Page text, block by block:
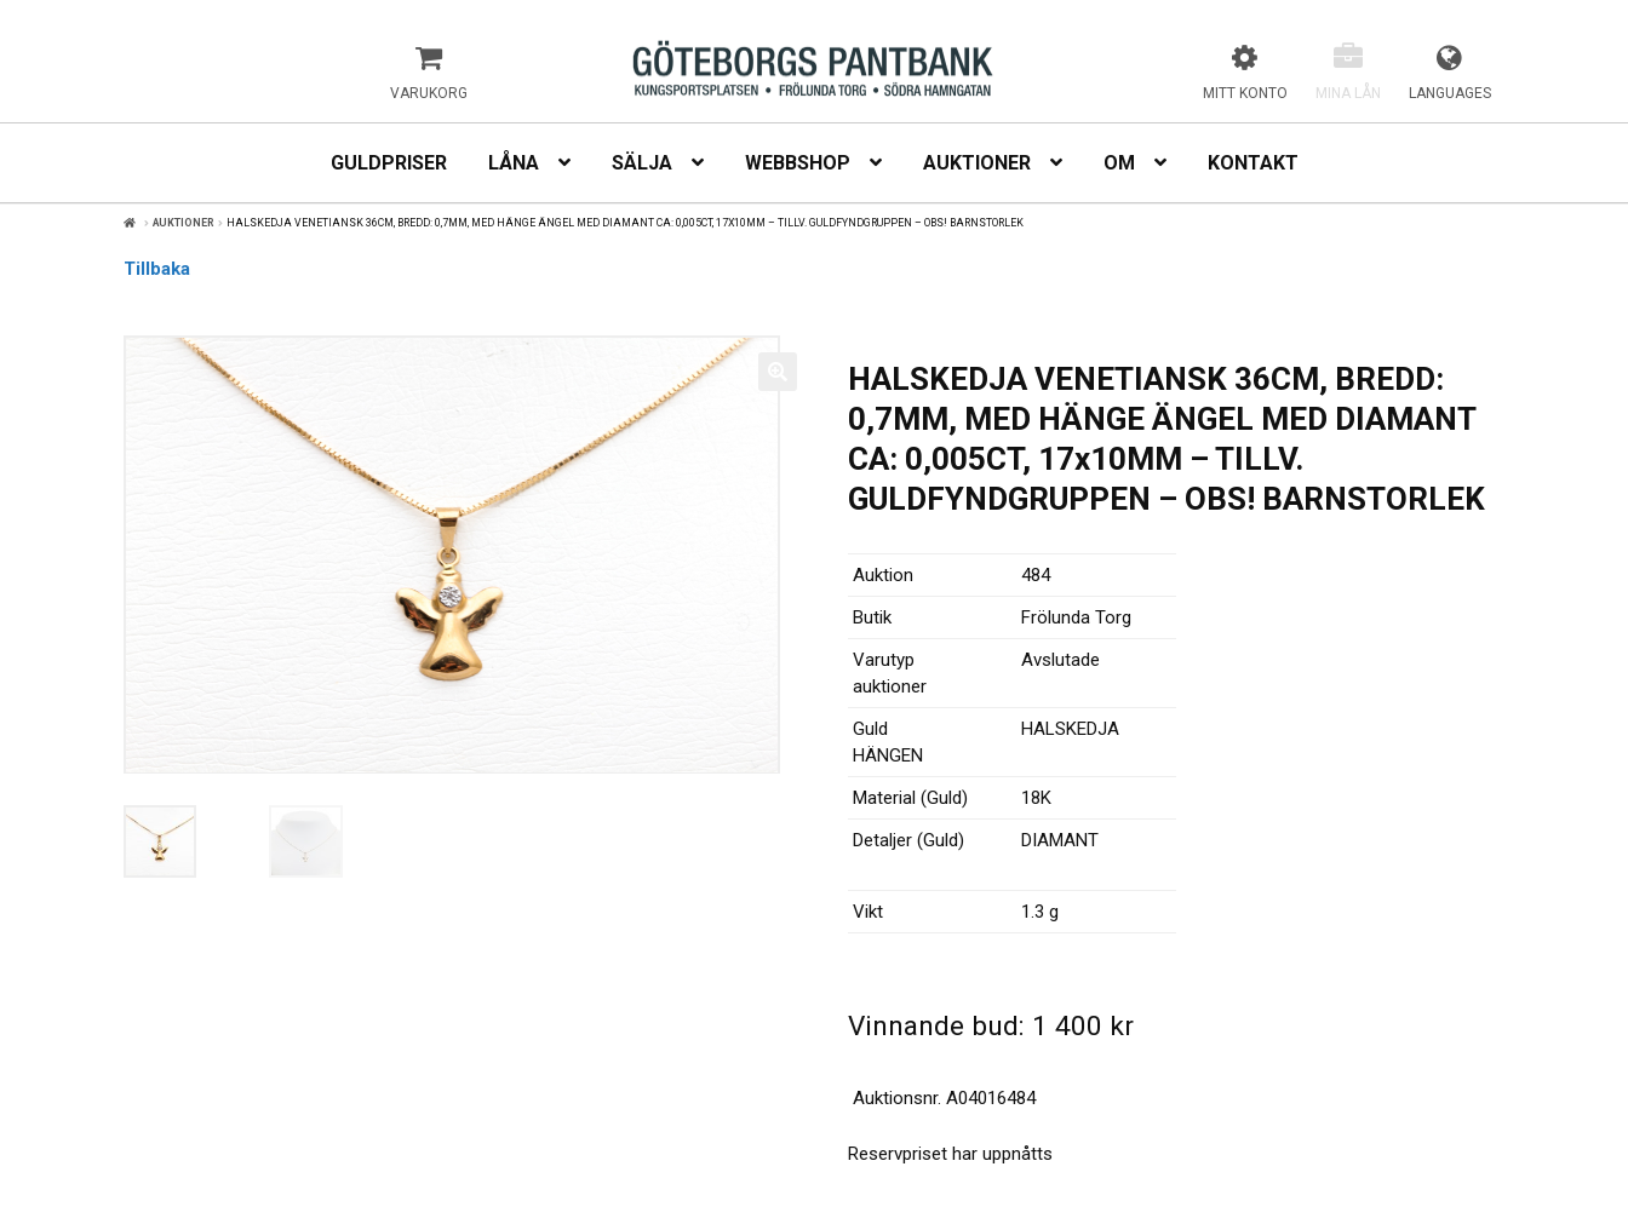
VARUKORG MITT KONTO MINA LÅN LANGUAGES
GULDPRISER LÅNA SÄLJA WEBBSHOP AUKTIONER OM KONTAKT
AUKTIONER HALSKEDJA VENETIANSK 36CM, BREDD: 0,7MM, MED HÄNGE ÄNGEL MED DIAMANT CA: 0,005CT, 17X10MM – TILLV. GULDFYNDGRUPPEN – OBS! BARNSTORLEK
Tillbaka
HALSKEDJA VENETIANSK 36CM, BREDD:
0,7MM, MED HÄNGE ÄNGEL MED DIAMANT
CA: 0,005CT, 17x10MM – TILLV.
GULDFYNDGRUPPEN – OBS! BARNSTORLEK
Auktion
484
Butik
Frölunda Torg
Varutyp
Avslutade
auktioner
Guld
HALSKEDJA
HÄNGEN
Material (Guld)
18K
Detaljer (Guld)
DIAMANT
Vikt 1.3 g
Vinnande bud: 1 400 kr
Auktionsnr. A04016484
Reservpriset har uppnåtts